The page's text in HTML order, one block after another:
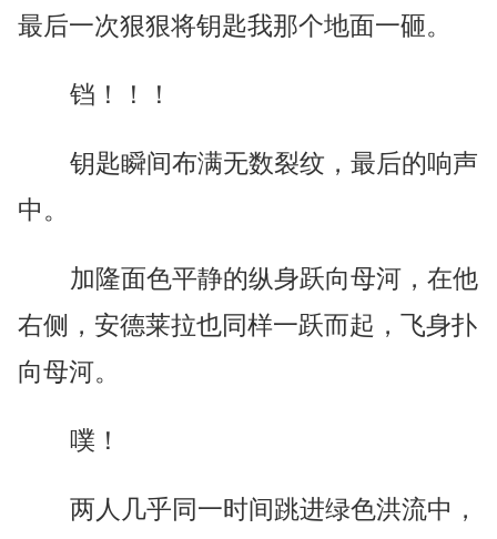
最后一次狠狠将钥匙我那个地面一砸。
铛！！！
钥匙瞬间布满无数裂纹，最后的响声
中。
加隆面色平静的纵身跃向母河，在他
右侧，安德莱拉也同样一跃而起，飞身扑
向母河。
噗！
两人几乎同一时间跳进绿色洪流中，